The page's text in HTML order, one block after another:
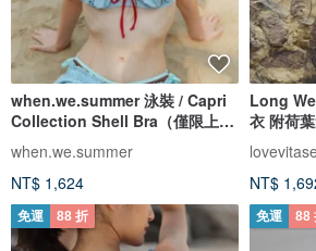
when.we.summer 泳裝 / Capri
Collection Shell Bra（僅限上
衣）
when.we.summer
NT$ 1,624
Long
衣 附荷
NT$
免運 88 折 免運 88